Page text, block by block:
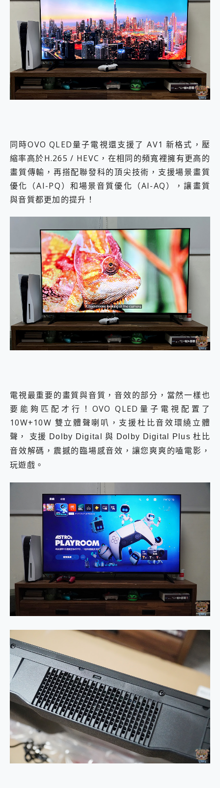
同時OVO QLED量子電視還支援了 AV1 新格式，壓
縮率高於H.265 / HEVC，在相同的頻寬裡擁有更高的
畫質傳輸，再搭配聯發科的頂尖技術，支援場景畫質
優化（AI-PQ）和場景音質優化（AI-AQ），讓畫質
與音質都更加的提升！
電視最重要的畫質與音質，音效的部分，當然一樣也
要能夠匹配才行！OVO QLED量子電視配置了
10W+10W 雙立體聲喇叭，支援杜比音效環繞立體
聲，
支援 Dolby Digital 與 Dolby Digital Plus 杜比
音效解碼，震撼的臨場感音效，讓您爽爽的嗑電影，
玩遊戲。